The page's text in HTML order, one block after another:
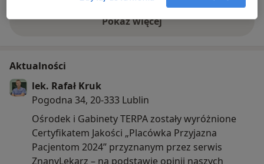
Pokaż więcejo doświadczeniu
Aktualności
lek. Rafał Kruk
Pogodna 34, 20-333 Lublin
Ośrodek i Gabinety TERPA zostały wyróżnione
Certyfikatem Jakości „Placówka Przyjazna
Pacjentom 2024” przyznanym przez serwis
ZnanyLekarz – na podstawie opinii naszych